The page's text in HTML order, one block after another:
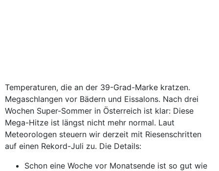
Temperaturen, die an der 39-Grad-Marke kratzen.
Megaschlangen vor Bädern und Eissalons. Nach drei
Wochen Super-Sommer in Österreich ist klar: Diese
Mega-Hitze ist längst nicht mehr normal. Laut
Meteorologen steuern wir derzeit mit Riesenschritten
auf einen Rekord-Juli zu. Die Details:
Schon eine Woche vor Monatsende ist so gut wie